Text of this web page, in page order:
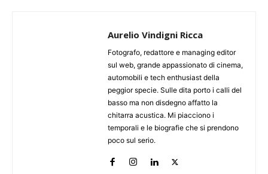
Aurelio Vindigni Ricca
Fotografo, redattore e managing editor
sul web, grande appassionato di cinema,
automobili e tech enthusiast della
peggior specie. Sulle dita porto i calli del
basso ma non disdegno affatto la
chitarra acustica. Mi piacciono i
temporali e le biografie che si prendono
poco sul serio.